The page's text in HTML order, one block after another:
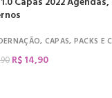
, CAPAS, PACKS E
R$14,90